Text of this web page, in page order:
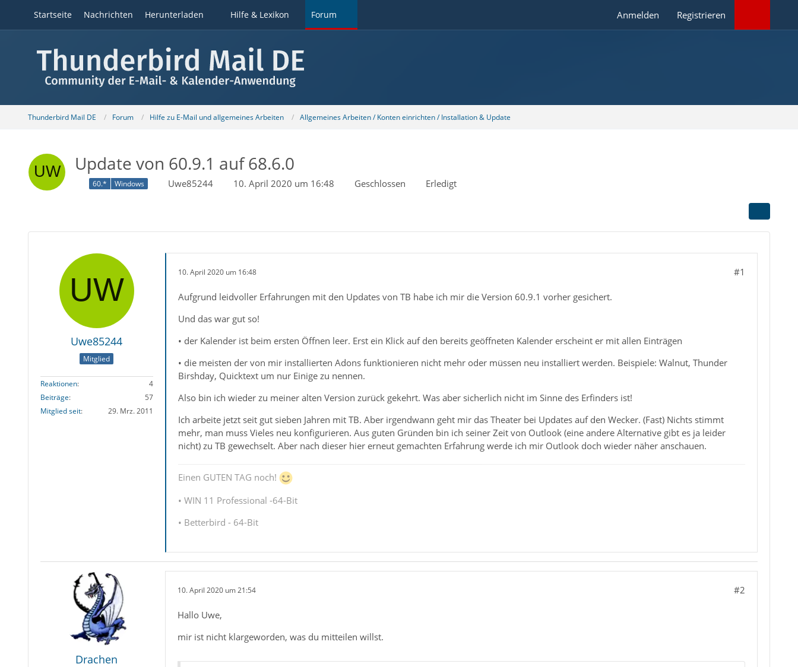
Startseite Nachrichten Herunterladen Hilfe & Lexikon Forum Anmelden Registrieren
Thunderbird Mail DE Forum Hilfe zu E-Mail und allgemeines Arbeiten Allgemeines Arbeiten / Konten einrichten / Installation & Update
Update von 60.9.1 auf 68.6.0
60.* Windows Uwe85244 10. April 2020 um 16:48 Geschlossen Erledigt
Uwe85244
Mitglied
Reaktionen
4
Beiträge
57
Mitglied seit
29. Mrz. 2011
10. April 2020 um 16:48 #1
Aufgrund leidvoller Erfahrungen mit den Updates von TB habe ich mir die Version 60.9.1 vorher gesichert.
Und das war gut so!
• der Kalender ist beim ersten Öffnen leer. Erst ein Klick auf den bereits geöffneten Kalender erscheint er mit allen Einträgen
• die meisten der von mir installierten Adons funktionieren nicht mehr oder müssen neu installiert werden. Beispiele: Walnut, Thunder
Birshday, Quicktext um nur Einige zu nennen.
Also bin ich wieder zu meiner alten Version zurück gekehrt. Was aber sicherlich nicht im Sinne des Erfinders ist!
Ich arbeite jetzt seit gut sieben Jahren mit TB. Aber irgendwann geht mir das Theater bei Updates auf den Wecker. (Fast) Nichts stimmt
mehr, man muss Vieles neu konfigurieren. Aus guten Gründen bin ich seiner Zeit von Outlook (eine andere Alternative gibt es ja leider
nicht) zu TB gewechselt. Aber nach dieser hier erneut gemachten Erfahrung werde ich mir Outlook doch wieder näher anschauen.
Einen GUTEN TAG noch!
• WIN 11 Professional -64-Bit
• Betterbird - 64-Bit
Drachen
10. April 2020 um 21:54 #2
Hallo Uwe,
mir ist nicht klargeworden, was du mitteilen willst.